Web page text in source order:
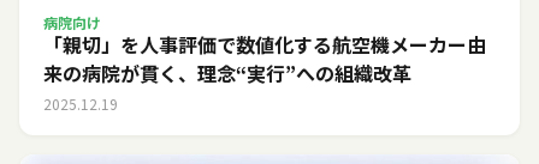
病院向け
「親切」を人事評価で数値化する――航空機メーカー由
来の病院が貫く、理念“実行”への組織改革
2025.12.19